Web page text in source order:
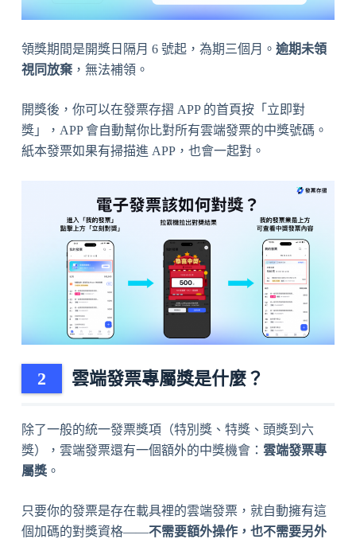
領獎期間是開獎日隔月 6 號起，為期三個月。 逾期未領
視同放棄，無法補領。
開獎後，你可以在發票存摺 APP 的首頁按「立即對
獎」，APP 會自動幫你比對所有雲端發票的中獎號碼。
紙本發票如果有掃描進 APP，也會一起對。
雲端發票專屬獎是什麼？
除了一般的統一發票獎項（特別獎、特獎、頭獎到六
獎），雲端發票還有一個額外的中獎機會： 雲端發票專
屬獎。
只要你的發票是存在載具裡的雲端發票，就自動擁有這
個加碼的對獎資格——不需要額外操作，也不需要另外